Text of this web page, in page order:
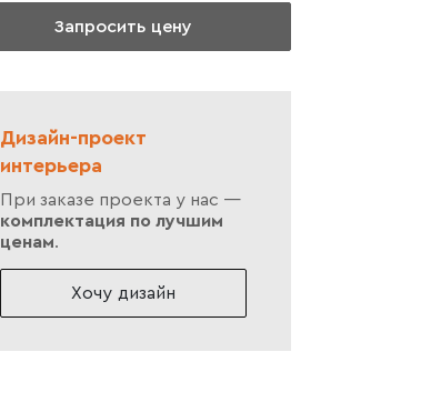
Запросить цену
Дизайн-проект
интерьера
При заказе проекта у нас —
комплектация по лучшим
ценам.
Хочу дизайн